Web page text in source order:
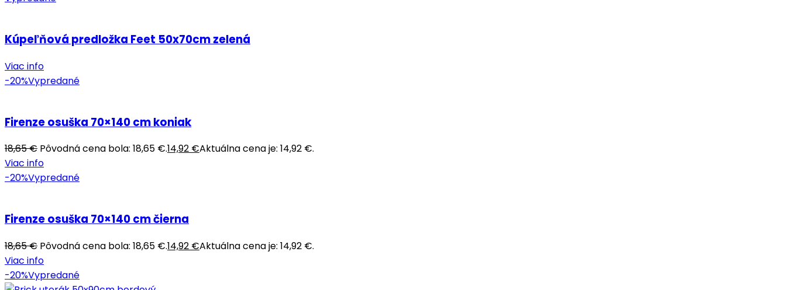
Kúpeľňová predložka Feet 50x70cm zelená
Viac info
-20%Vypredané
Firenze osuška 70×140 cm koniak
18,65€ Pôvodná cena bola: 18,65 €.14,92 €Aktuálna cena je: 14,92 €.
Viac info
-20%Vypredané
Firenze osuška 70×140 cm čierna
18,65€ Pôvodná cena bola: 18,65 €.14,92 €Aktuálna cena je: 14,92 €.
Viac info
-20%Vypredané